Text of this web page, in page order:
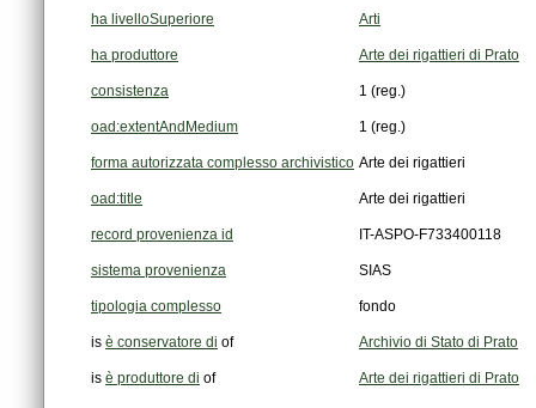
ha livelloSuperiore Arti
ha produttore Arte dei rigattieri di Prato
consistenza 1 (reg.)
oad:extentAndMedium 1 (reg.)
forma autorizzata complesso archivistico Arte dei rigattieri
oad:title Arte dei rigattieri
record provenienza id IT-ASPO-F733400118
sistema provenienza SIAS
tipologia complesso fondo
is è conservatore di of Archivio di Stato di Prato
is è produttore di of Arte dei rigattieri di Prato